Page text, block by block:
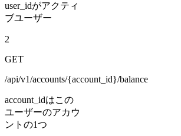
user_idがアクティ
ブユーザー
2
GET
/api/v1/accounts/{account_id}/balance
account_idはこの
ユーザーのアカウ
ントの1つ